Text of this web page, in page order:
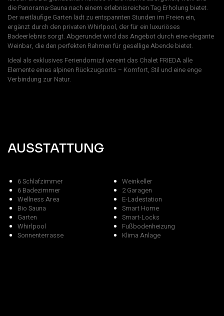
die Panorama-Sauna nach einem erlebnisreichen Tag Erholung bietet.
Der weitläufige Garten lädt zu entspannten Stunden im Freien ein,
ergänzt durch den privaten Whirlpool, der für ein luxuriöses
Badeerlebnis sorgt. Abgerundet wird das Angebot durch eine elegante
Weinbar, die den perfekten Rahmen für gesellige Abende bietet.
Ideal als exklusives Feriendomizil vereint das Chalet FRIEDA alle
Elemente eines alpinen Rückzugsorts – Komfort, Stil und eine enge
Verbindung zur Natur.
AUSSTATTUNG
6 Schlafzimmer
6 Badezimmer
Wellness Area
Bio Sauna
Garten
Whirlpool
Sonnenterrasse
Weinkeller
2 Garagen
E-Ladestation
Smart Home
Smart-Locks
Fußbodenheizung
Klima Anlage